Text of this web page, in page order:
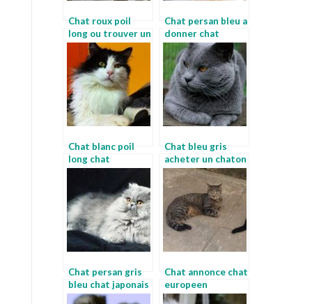
Chat roux poil
long ou trouver un
chaton
Chat persan bleu a
donner chat
appartement race
Chat blanc poil
long chat
singapura
Chat bleu gris
acheter un chaton
de race
Chat persan gris
bleu chat japonais
race
Chat annonce chat
europeen